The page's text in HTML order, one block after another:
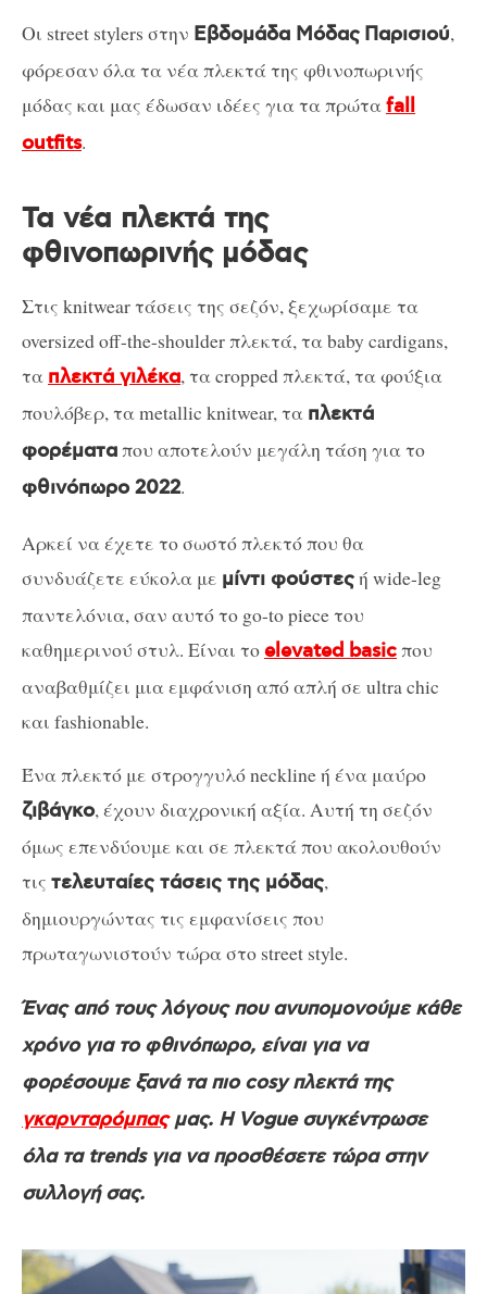
Οι street stylers στην Εβδομάδα Μόδας Παρισιού,
φόρεσαν όλα τα νέα πλεκτά της φθινοπωρινής
μόδας και μας έδωσαν ιδέες για τα πρώταfall
outfits.
Τα νέα πλεκτά της
φθινοπωρινής μόδας
Στις knitwear τάσεις της σεζόν, ξεχωρίσαμε τα
oversized off-the-shoulder πλεκτά, τα baby cardigans,
τα πλεκτά γιλέκα, τα cropped πλεκτά, τα φούξια
πουλόβερ, τα metallic knitwear, τα πλεκτά
φορέματαπου αποτελούν μεγάλη τάση για το
φθινόπωρο 2022.
Αρκεί να έχετε το σωστό πλεκτό που θα
συνδυάζετε εύκολα με μίντι φούστεςή wide-leg
παντελόνια, σαν αυτό το go-to piece του
καθημερινού στυλ. Είναι τοelevated basicπου
αναβαθμίζει μια εμφάνιση από απλή σε ultra chic
και fashionable.
Ένα πλεκτό με στρογγυλό neckline ή ένα μαύρο
ζιβάγκο, έχουν διαχρονική αξία. Αυτή τη σεζόν
όμως επενδύουμε και σε πλεκτά που ακολουθούν
τις τελευταίες τάσεις της μόδας,
δημιουργώντας τις εμφανίσεις που
πρωταγωνιστούν τώρα στο street style.
Ένας από τους λόγους που ανυπομονούμε κάθε
χρόνο για το φθινόπωρο, είναι για να
φορέσουμε ξανά τα πιο cosy πλεκτά της
γκαρνταρόμπαςμας. Η Vogue συγκέντρωσε
όλα τα trends για να προσθέσετε τώρα στην
συλλογή σας.